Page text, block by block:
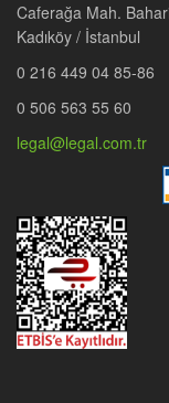
Caferağa Mah.
Kadıköy / İstanbul
0 216 449 04 85-86
0 506 563 55 60
legal@legal.com.tr